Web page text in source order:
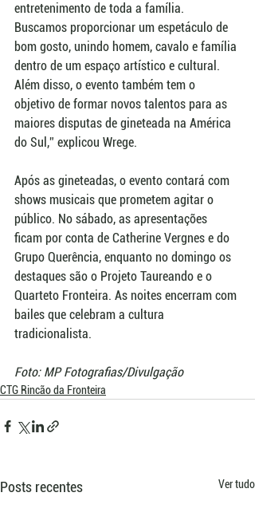
entretenimento de toda a família.
Buscamos proporcionar um espetáculo de
bom gosto, unindo homem, cavalo e família
dentro de um espaço artístico e cultural.
Além disso, o evento também tem o
objetivo de formar novos talentos para as
maiores disputas de gineteada na América
do Sul,” explicou Wrege.
Após as gineteadas, o evento contará com
shows musicais que prometem agitar o
público. No sábado, as apresentações
ficam por conta de Catherine Vergnes e do
Grupo Querência, enquanto no domingo os
destaques são o Projeto Taureando e o
Quarteto Fronteira. As noites encerram com
bailes que celebram a cultura
tradicionalista.
Foto: MP Fotografias/Divulgação
CTG Rincão da Fronteira
Posts recentes Ver tudo